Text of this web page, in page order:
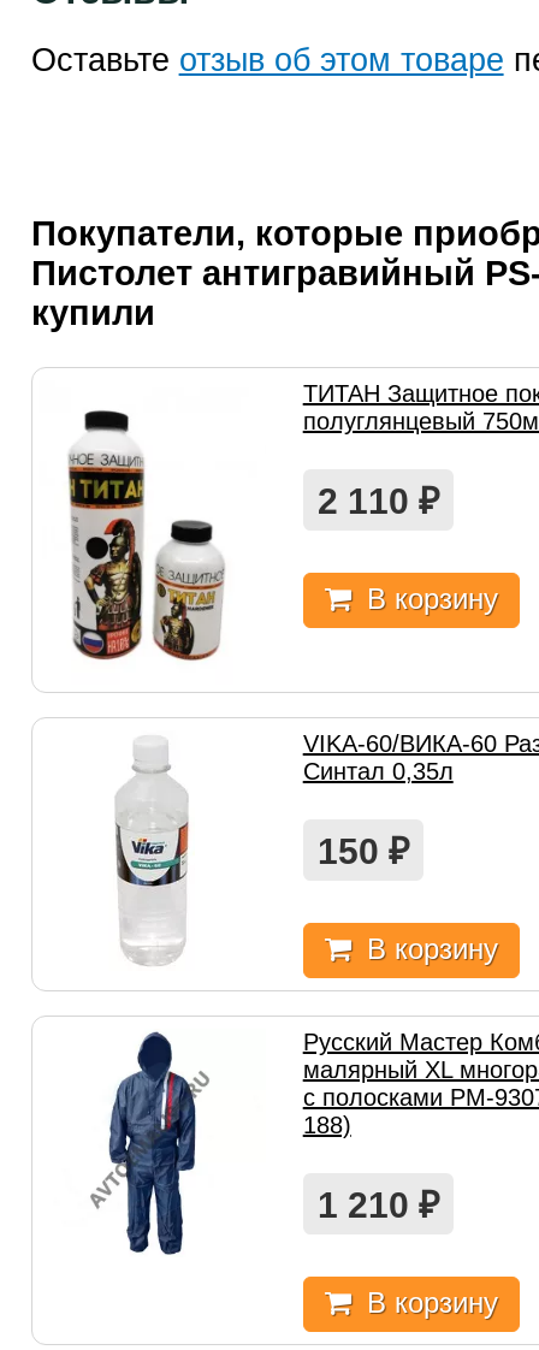
Оставьте отзыв об этом товаре
Покупатели, которые
Пистолет антигравийный
купили
ТИТАН Защитное
полуглянцевый
2 110 ₽
В корзину
VIKA-60/ВИКА-60
Синтал 0,35л
150 ₽
В корзину
Русский Мастер
малярный XL
с полосками РМ-
188)
1 210 ₽
В корзину